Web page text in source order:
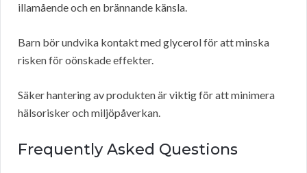
illamående och en brännande känsla.
Barn bör undvika kontakt med glycerol för att minska
risken för oönskade effekter.
Säker hantering av produkten är viktig för att minimera
hälsorisker och miljöpåverkan.
Frequently Asked Questions